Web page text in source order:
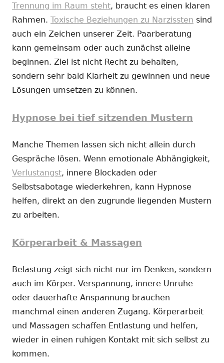
Trennung im Raum steht, braucht es einen klaren
Rahmen. Toxische Beziehungen zu Narzissten sind
auch ein Zeichen unserer Zeit. Paarberatung
kann gemeinsam oder auch zunächst alleine
beginnen. Ziel ist nicht Recht zu behalten,
sondern sehr bald Klarheit zu gewinnen und neue
Lösungen umsetzen zu können.
Hypnose bei tief sitzenden Mustern
Manche Themen lassen sich nicht allein durch
Gespräche lösen. Wenn emotionale Abhängigkeit,
Verlustangst, innere Blockaden oder
Selbstsabotage wiederkehren, kann Hypnose
helfen, direkt an den zugrunde liegenden Mustern
zu arbeiten.
Körperarbeit & Massagen
Belastung zeigt sich nicht nur im Denken, sondern
auch im Körper. Verspannung, innere Unruhe
oder dauerhafte Anspannung brauchen
manchmal einen anderen Zugang. Körperarbeit
und Massagen schaffen Entlastung und helfen,
wieder in einen ruhigen Kontakt mit sich selbst zu
kommen.